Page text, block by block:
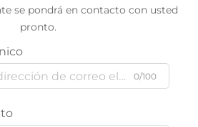
se pondrá en contacto con usted
pronto.
0/100